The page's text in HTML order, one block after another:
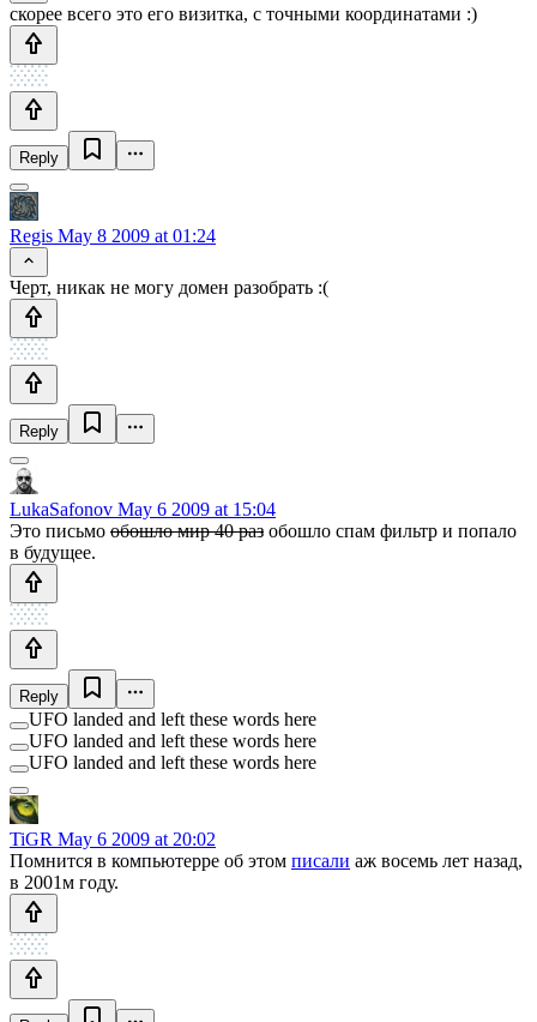
скорее всего это его визитка, с точными координатами :)
Reply
Regis May 8 2009 at 01:24
Черт, никак не могу домен разобрать :(
Reply
LukaSafonov May 6 2009 at 15:04
Это письмо обошло мир 40 раз обошло спам фильтр и попало
в будущее.
Reply
UFO landed and left these words here
UFO landed and left these words here
UFO landed and left these words here
TiGR May 6 2009 at 20:02
Помнится в компьютерре об этом писали аж восемь лет назад,
в 2001м году.